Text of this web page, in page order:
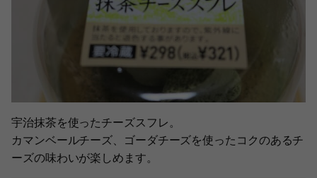
宇治抹茶を使ったチーズスフレ。
カマンベールチーズ、ゴーダチーズを使ったコクのあるチ
ーズの味わいが楽しめます。